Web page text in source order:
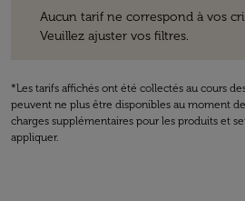
Aucun tarif ne correspond à vos
Veuillez ajuster vos filtres.
*Les tarifs affichés ont été collectés au cours
peuvent ne plus être disponibles au moment
charges supplémentaires pour les produits et
appliquer.